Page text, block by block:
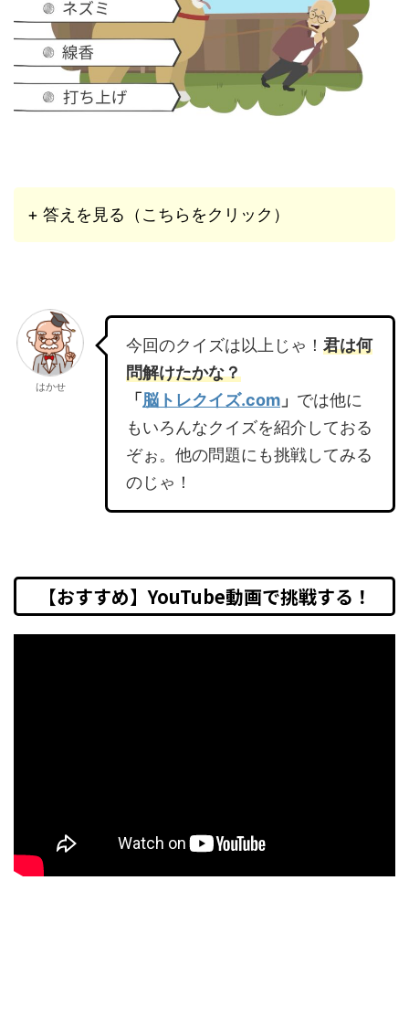
+ 答えを見る（こちらをクリック）
はかせ
今回のクイズは以上じゃ！ 君は何
問解けたかな？
「脳トレクイズ.com 」 では他に
もいろんなクイズを紹介しておる
ぞぉ。他の問題にも挑戦してみる
のじゃ！
【おすすめ】YouTube動画で挑戦する！